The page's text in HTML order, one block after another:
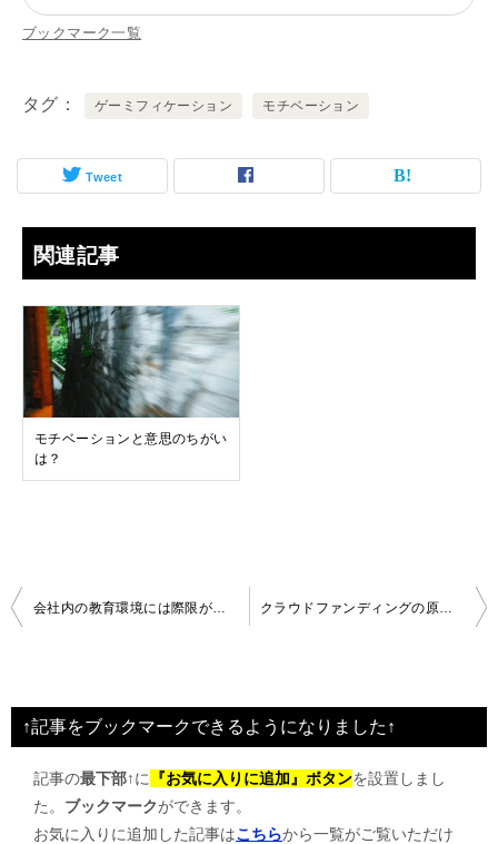
ブックマーク一覧
タグ ゲーミフィケーション モチベーション
Tweet
関連記事
モチベーションと意思のちがい
は？
投
ビ
ゲ
↑記事をブックマークできるようになりました↑
記事の最下部↑に 『お気に入りに追加』ボタンを設置しまし
た。 ブックマークができます。
お気に入りに追加した記事はこちらから一覧がご覧いただけ